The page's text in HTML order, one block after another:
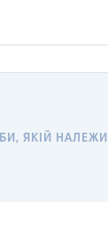
ЯКІЙ